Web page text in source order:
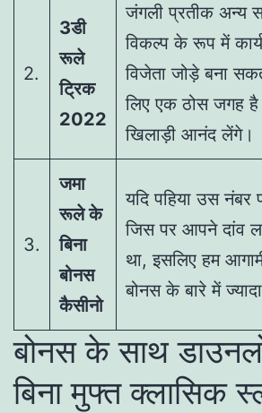
2.
3डी
रूले
ट्रिक
2022
जंगली प्रतीक अन्य
विकल्प के रूप में
विजेता जोड़े बना
लिए एक ठोस जगह
खिलाड़ी आनंद लेंगे।
3.
जमा
रूले के
बिना
बोनस
कैसीनो
यदि पहिया उस नंबर
जिस पर आपने दांव
था, इसलिए हम
बोनस के बारे में
बोनस के साथ
बिना मुफ्त क्लासिक